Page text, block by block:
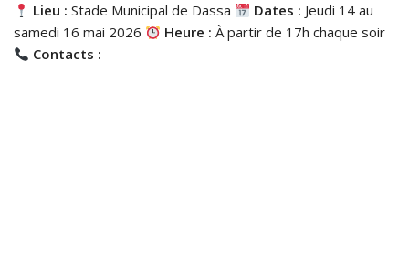
Lieu : Stade Municipal de Dassa Dates : Jeudi 14 au
samedi 16 mai 2026
Heure : À partir de 17h chaque soir
Contacts :